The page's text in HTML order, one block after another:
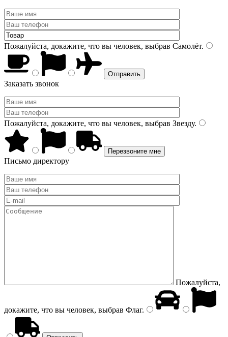
Пожалуйста, докажите, что вы человек, выбрав Самолёт.
Заказать звонок
Пожалуйста, докажите, что вы человек, выбрав Звезду.
Письмо директору
Пожалуйста,
докажите, что вы человек, выбрав Флаг.